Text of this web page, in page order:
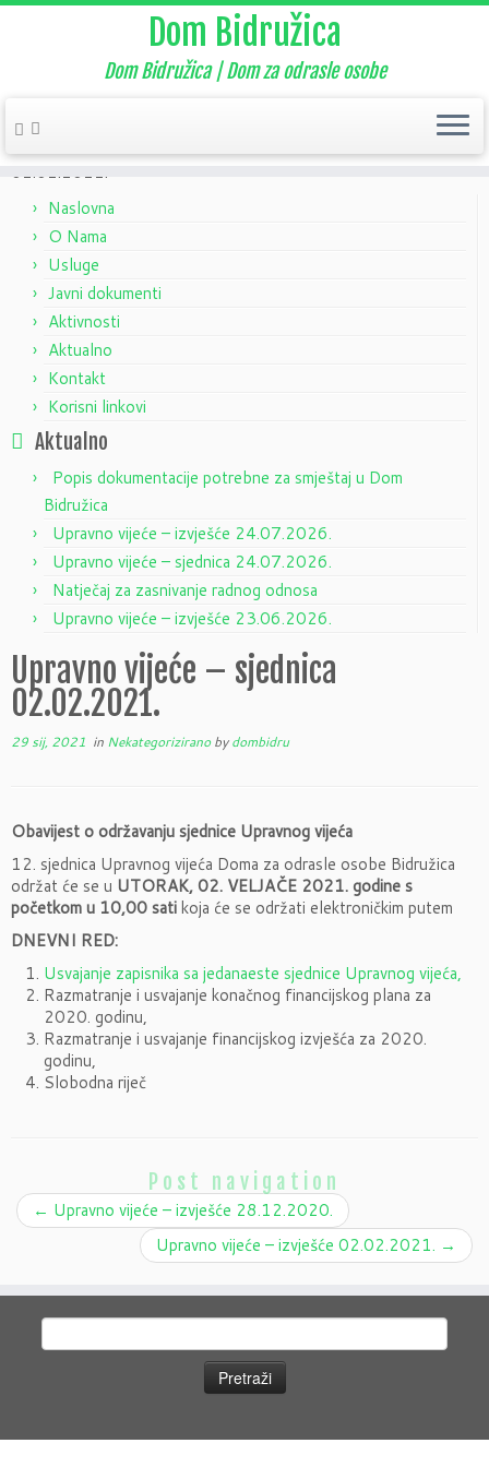
Dom Bidružica
Dom Bidružica | Dom za odrasle osobe
Home»Aktualno»Nekategorizirano»Upravno vijeće – sjednica
02.02.2021.
Naslovna
O Nama
Usluge
Javni dokumenti
Aktivnosti
Aktualno
Kontakt
Korisni linkovi
Aktualno
Popis dokumentacije potrebne za smještaj u Dom
Bidružica
Upravno vijeće – izvješće 24.07.2026.
Upravno vijeće – sjednica 24.07.2026.
Natječaj za zasnivanje radnog odnosa
Upravno vijeće – izvješće 23.06.2026.
Upravno vijeće – sjednica
02.02.2021.
29 sij, 2021 in Nekategoriziranobydombidru
Obavijest o održavanju sjednice Upravnog vijeća
12. sjednica Upravnog vijeća Doma za odrasle osobe Bidružica
održat će se u UTORAK, 02. VELJAČE 2021. godine s
početkom u 10,00 satikoja će se održati elektroničkim putem
DNEVNI RED:
Usvajanje zapisnika sa jedanaeste sjednice Upravnog vijeća,
Razmatranje i usvajanje konačnog financijskog plana za
2020. godinu,
Razmatranje i usvajanje financijskog izvješća za 2020.
godinu,
Slobodna riječ
Post navigation
← Upravno vijeće – izvješće 28.12.2020.
Upravno vijeće – izvješće 02.02.2021. →